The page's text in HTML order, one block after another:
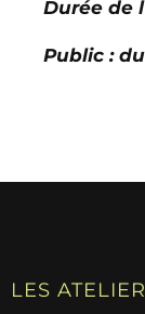
Durée de
Public :
LES